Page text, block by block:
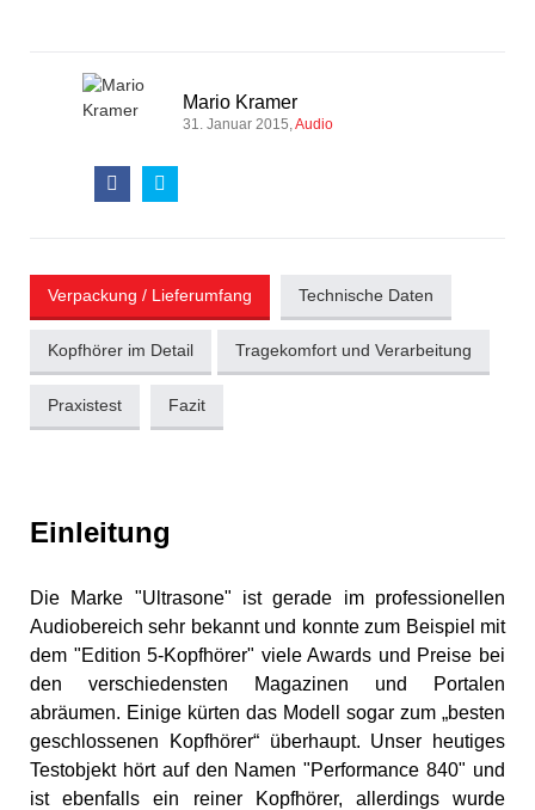
Mario Kramer
31. Januar 2015 Audio
Verpackung / Lieferumfang Technische Daten
Kopfhörer im Detail Tragekomfort und Verarbeitung
Praxistest Fazit
Einleitung
Die Marke "Ultrasone" ist gerade im professionellen
Audiobereich sehr bekannt und konnte zum Beispiel mit
dem "Edition 5-Kopfhörer" viele Awards und Preise bei
den verschiedensten Magazinen und Portalen
abräumen. Einige kürten das Modell sogar zum „besten
geschlossenen Kopfhörer“ überhaupt. Unser heutiges
Testobjekt hört auf den Namen "Performance 840" und
ist ebenfalls ein reiner Kopfhörer, allerdings wurde